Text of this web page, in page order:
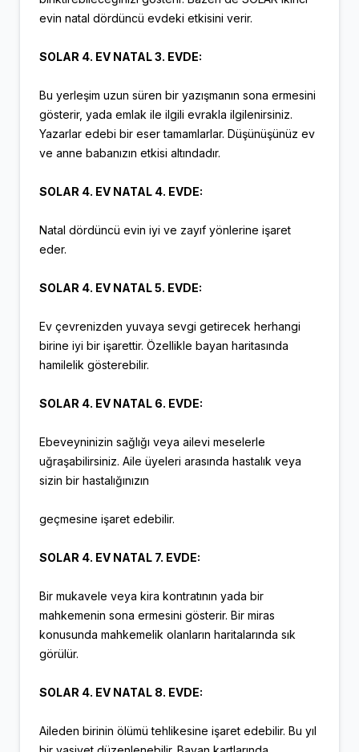
evin natal dördüncü evdeki etkisini verir.
SOLAR 4. EV NATAL 3. EVDE:
Bu yerleşim uzun süren bir yazışmanın sona ermesini
gösterir, yada emlak ile ilgili evrakla ilgilenirsiniz.
Yazarlar edebi bir eser tamamlarlar. Düşünüşünüz ev
ve anne babanızın etkisi altındadır.
SOLAR 4. EV NATAL 4. EVDE:
Natal dördüncü evin iyi ve zayıf yönlerine işaret
eder.
SOLAR 4. EV NATAL 5. EVDE:
Ev çevrenizden yuvaya sevgi getirecek herhangi
birine iyi bir işarettir. Özellikle bayan haritasında
hamilelik gösterebilir.
SOLAR 4. EV NATAL 6. EVDE:
Ebeveyninizin sağlığı veya ailevi meselerle
uğraşabilirsiniz. Aile üyeleri arasında hastalık veya
sizin bir hastalığınızın
geçmesine işaret edebilir.
SOLAR 4. EV NATAL 7. EVDE:
Bir mukavele veya kira kontratının yada bir
mahkemenin sona ermesini gösterir. Bir miras
konusunda mahkemelik olanların haritalarında sık
görülür.
SOLAR 4. EV NATAL 8. EVDE:
Aileden birinin ölümü tehlikesine işaret edebilir. Bu yıl